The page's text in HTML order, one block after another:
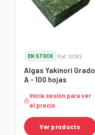
EN STOCK Ref. 10182
Algas Yakinori Grado
A - 100 hojas
Inicia sesión para ver
el precio
Ver producto